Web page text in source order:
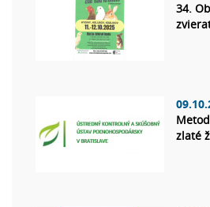
34.
zlaté